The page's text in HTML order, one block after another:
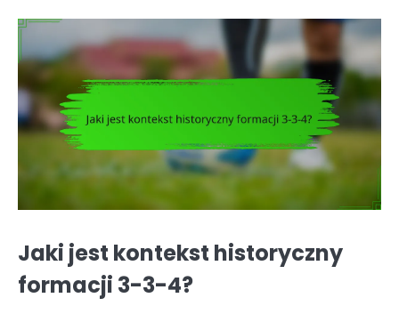
Jaki jest kontekst historyczny
formacji 3-3-4?